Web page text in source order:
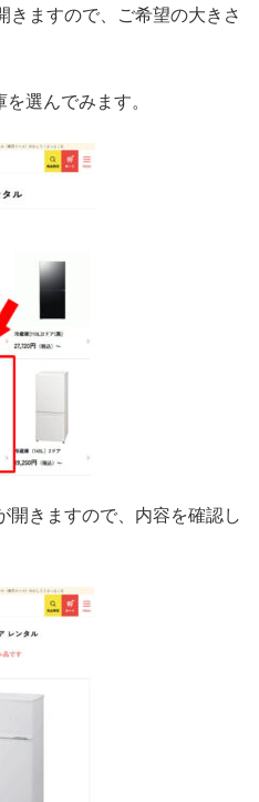
きますので、ご希望の大きさ
選んでみます。
開きますので、内容を確認し